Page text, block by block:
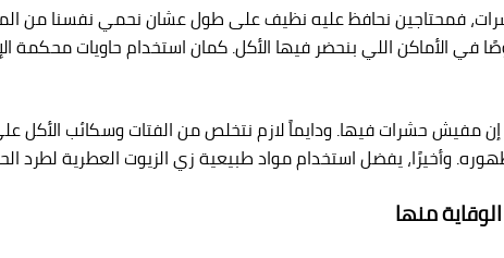
فمحتاجين نحافظ عليه نظيف على طول عشان نحمي نفسنا
في الأماكن اللي بنحضر فيها الأكل. كمان استخدام حاويات محكمة
مفيش حشرات فيها. ودايماً لازم نتخلص من الفتات وسكائب الأكل
وأخيرًا، يفضل استخدام مواد طبيعية زي الزيوت العطرية لطرد
منها